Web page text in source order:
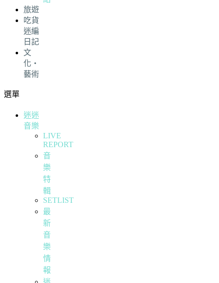
旅遊
吃貨
迷編
日記
文
化・
藝術
選單
迷迷
音樂
LIVE
REPORT
音
樂
特
輯
SETLIST
最
新
音
樂
情
報